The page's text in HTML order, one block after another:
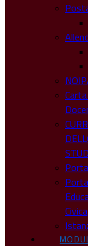
Civica